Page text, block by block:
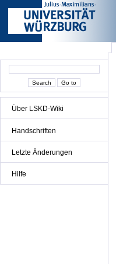
Über LSKD-Wiki
Handschriften
Letzte Änderungen
Hilfe